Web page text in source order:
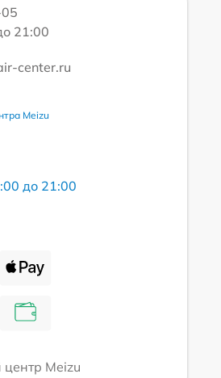
21:00
center.ru
Meizu
до 21:00
Meizu